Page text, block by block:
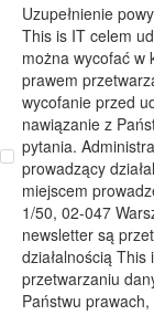
Uzupełnienie
This is IT celem
można wycofać w
prawem
wycofanie przed
nawiązanie z
pytania.
prowadzący
miejscem
1/50, 02-047
newsletter są
działalnością
przetwarzaniu
Państwu